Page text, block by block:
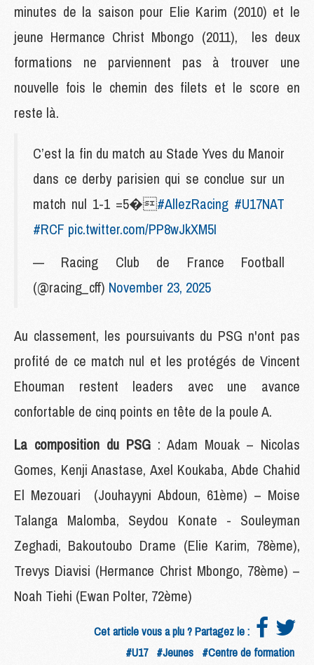
minutes de la saison pour Elie Karim (2010) et le
jeune Hermance Christ Mbongo (2011), les deux
formations ne parviennent pas à trouver une
nouvelle fois le chemin des filets et le score en
reste là.
C’est la fin du match au Stade Yves du Manoir
dans ce derby parisien qui se conclue sur un
match nul 1-1 =5�#AllezRacing #U17NAT
#RCF pic.twitter.com/PP8wJkXM5I
— Racing Club de France Football
(@racing_cff) November 23, 2025
Au classement, les poursuivants du PSG n'ont pas
profité de ce match nul et les protégés de Vincent
Ehouman restent leaders avec une avance
confortable de cinq points en tête de la poule A.
La composition du PSG : Adam Mouak – Nicolas
Gomes, Kenji Anastase, Axel Koukaba, Abde Chahid
El Mezouari (Jouhayyni Abdoun, 61ème) – Moise
Talanga Malomba, Seydou Konate - Souleyman
Zeghadi, Bakoutoubo Drame (Elie Karim, 78ème),
Trevys Diavisi (Hermance Christ Mbongo, 78ème) –
Noah Tiehi (Ewan Polter, 72ème)
Cet article vous a plu ? Partagez le :
#U17 #Jeunes #Centre de formation